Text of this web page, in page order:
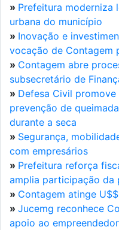
» Prefeitura moderniza
urbana do município
» Inovação e
vocação de Contagem
» Contagem abre
subsecretário de
» Defesa Civil
prevenção de
durante a seca
» Segurança,
com empresários
» Prefeitura reforça
amplia participação da
» Contagem atinge
» Jucemg reconhece
apoio ao empreendedor